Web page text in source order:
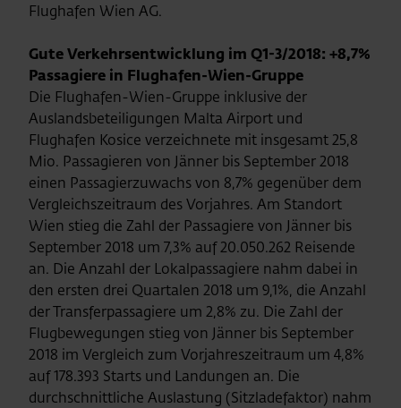
Flughafen Wien AG.
Gute Verkehrsentwicklung im Q1-3/2018: +8,7%
Passagiere in Flughafen-Wien-Gruppe
Die Flughafen-Wien-Gruppe inklusive der
Auslandsbeteiligungen Malta Airport und
Flughafen Kosice verzeichnete mit insgesamt 25,8
Mio. Passagieren von Jänner bis September 2018
einen Passagierzuwachs von 8,7% gegenüber dem
Vergleichszeitraum des Vorjahres. Am Standort
Wien stieg die Zahl der Passagiere von Jänner bis
September 2018 um 7,3% auf 20.050.262 Reisende
an. Die Anzahl der Lokalpassagiere nahm dabei in
den ersten drei Quartalen 2018 um 9,1%, die Anzahl
der Transferpassagiere um 2,8% zu. Die Zahl der
Flugbewegungen stieg von Jänner bis September
2018 im Vergleich zum Vorjahreszeitraum um 4,8%
auf 178.393 Starts und Landungen an. Die
durchschnittliche Auslastung (Sitzladefaktor) nahm